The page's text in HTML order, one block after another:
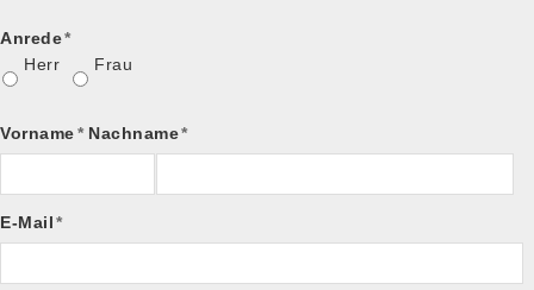
Anrede*
Herr
Frau
Vorname* Nachname*
E-Mail*